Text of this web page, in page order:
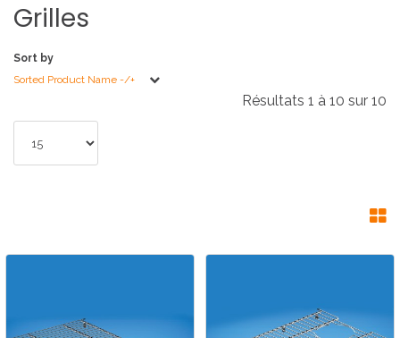
Grilles
Sort by
Sorted Product Name -/+
Résultats 1 à 10 sur 10